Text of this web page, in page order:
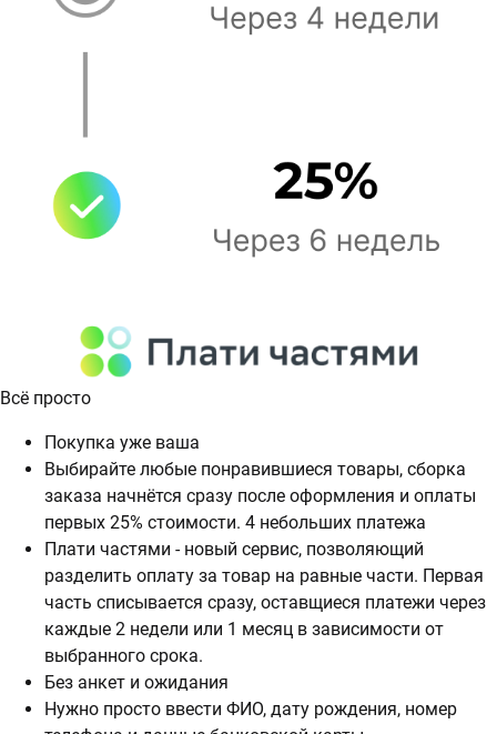
Всё просто
Покупка уже ваша
Выбирайте любые понравившиеся товары, сборка
заказа начнётся сразу после оформления и оплаты
первых 25% стоимости. 4 небольших платежа
Плати частями - новый сервис, позволяющий
разделить оплату за товар на равные части. Первая
часть списывается сразу, оставщиеся платежи через
каждые 2 недели или 1 месяц в зависимости от
выбранного срока.
Без анкет и ожидания
Нужно просто ввести ФИО, дату рождения, номер